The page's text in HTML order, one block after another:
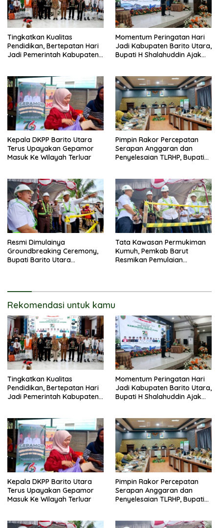
Tingkatkan Kualitas
Pendidikan, Bertepatan Hari
Jadi Pemerintah Kabupaten
Momentum Peringatan Hari
Jadi Kabupaten Barito Utara,
Bupati H Shalahuddin Ajak
Daerah
Kepala DKPP Barito Utara
Terus Upayakan Gepamor
Masuk Ke Wilayah Terluar
Pimpin Rakor Percepatan
Serapan Anggaran dan
Penyelesaian TLRHP, Bupati
Program
Resmi Dimulainya
Groundbreaking Ceremony,
Bupati Barito Utara
Tata Kawasan Permukiman
Kumuh, Pemkab Barut
Resmikan Pemulaian
Rekomendasi untuk kamu
Tingkatkan Kualitas
Pendidikan, Bertepatan Hari
Jadi Pemerintah Kabupaten
Momentum Peringatan Hari
Jadi Kabupaten Barito Utara,
Bupati H Shalahuddin Ajak
Daerah
Kepala DKPP Barito Utara
Terus Upayakan Gepamor
Masuk Ke Wilayah Terluar
Pimpin Rakor Percepatan
Serapan Anggaran dan
Penyelesaian TLRHP, Bupati
Program